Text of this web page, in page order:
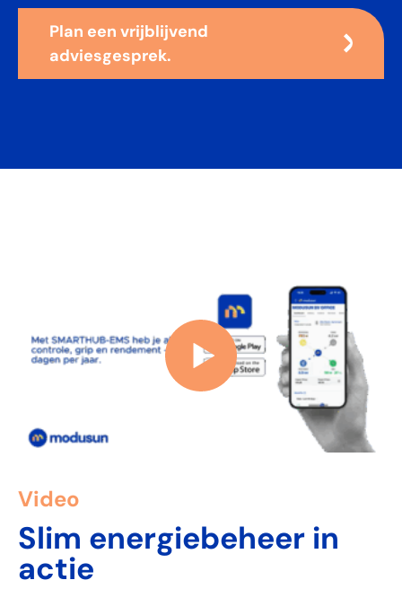
Plan een vrijblijvend
adviesgesprek.
Video
Slim energiebeheer in
actie